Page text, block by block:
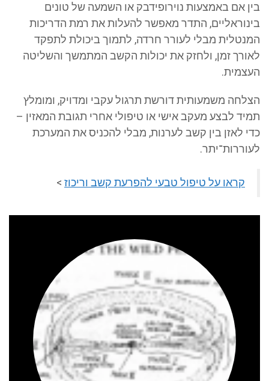
אם באמצעות נוירופידבק או השמעה של טונים
התדר מאפשר להעלות את רמת הדריכות
מבלי לעורר חרדה, לתמוך ביכולת לתפקד
זמן, ולחזק את יכולות הקשב המתמשך והשליטה
משמעותית דורשת תרגול עקבי ומדויק, ומומלץ
לבצע מעקב אישי או טיפולי אחרי תגובת המאזין –
לאזן בין קשב לערנות, מבלי להכניס את המערכת
קראו על טיפול טבעי להפרעת קשב וריכוז>